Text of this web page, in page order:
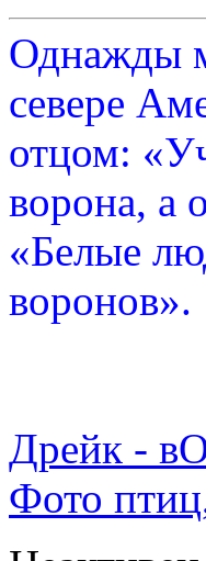
Однажды
севере
отцом:
ворона, а
«Белые
воронов».
Дрейк -
Фото